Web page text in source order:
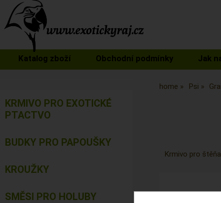
Katalog zboží Obchodní podmínky Jak
home Psi
Krmivo pro
KRMIVO PRO EXOTICKÉ
PTACTVO
BUDKY PRO PAPOUŠKY
KROUŽKY
SMĚSI PRO HOLUBY